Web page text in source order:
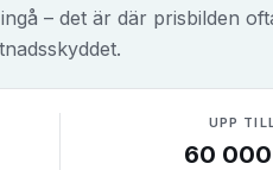
– det är där prisbilden
UPP
60 000